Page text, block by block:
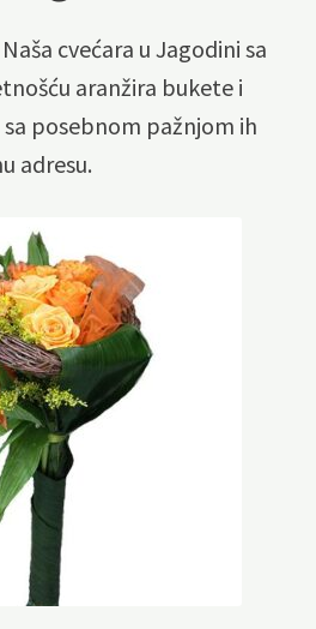
cvećara u Jagodini sa
aranžira bukete i
posebnom pažnjom ih
adresu.